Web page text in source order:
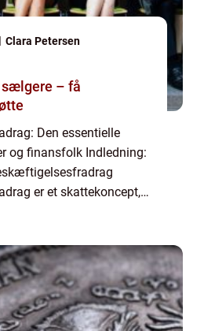
Clara Petersen
sælgere – få
Den essentielle
og finansfolk Indledning:
er et skattekoncept,